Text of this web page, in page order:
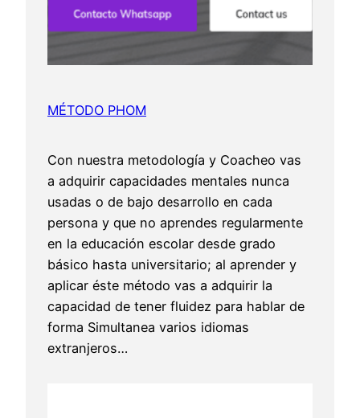
MÉTODO PHOM
Con nuestra metodología y Coacheo vas
a adquirir capacidades mentales nunca
usadas o de bajo desarrollo en cada
persona y que no aprendes regularmente
en la educación escolar desde grado
básico hasta universitario; al aprender y
aplicar éste método vas a adquirir la
capacidad de tener fluidez para hablar de
forma Simultanea varios idiomas
extranjeros…